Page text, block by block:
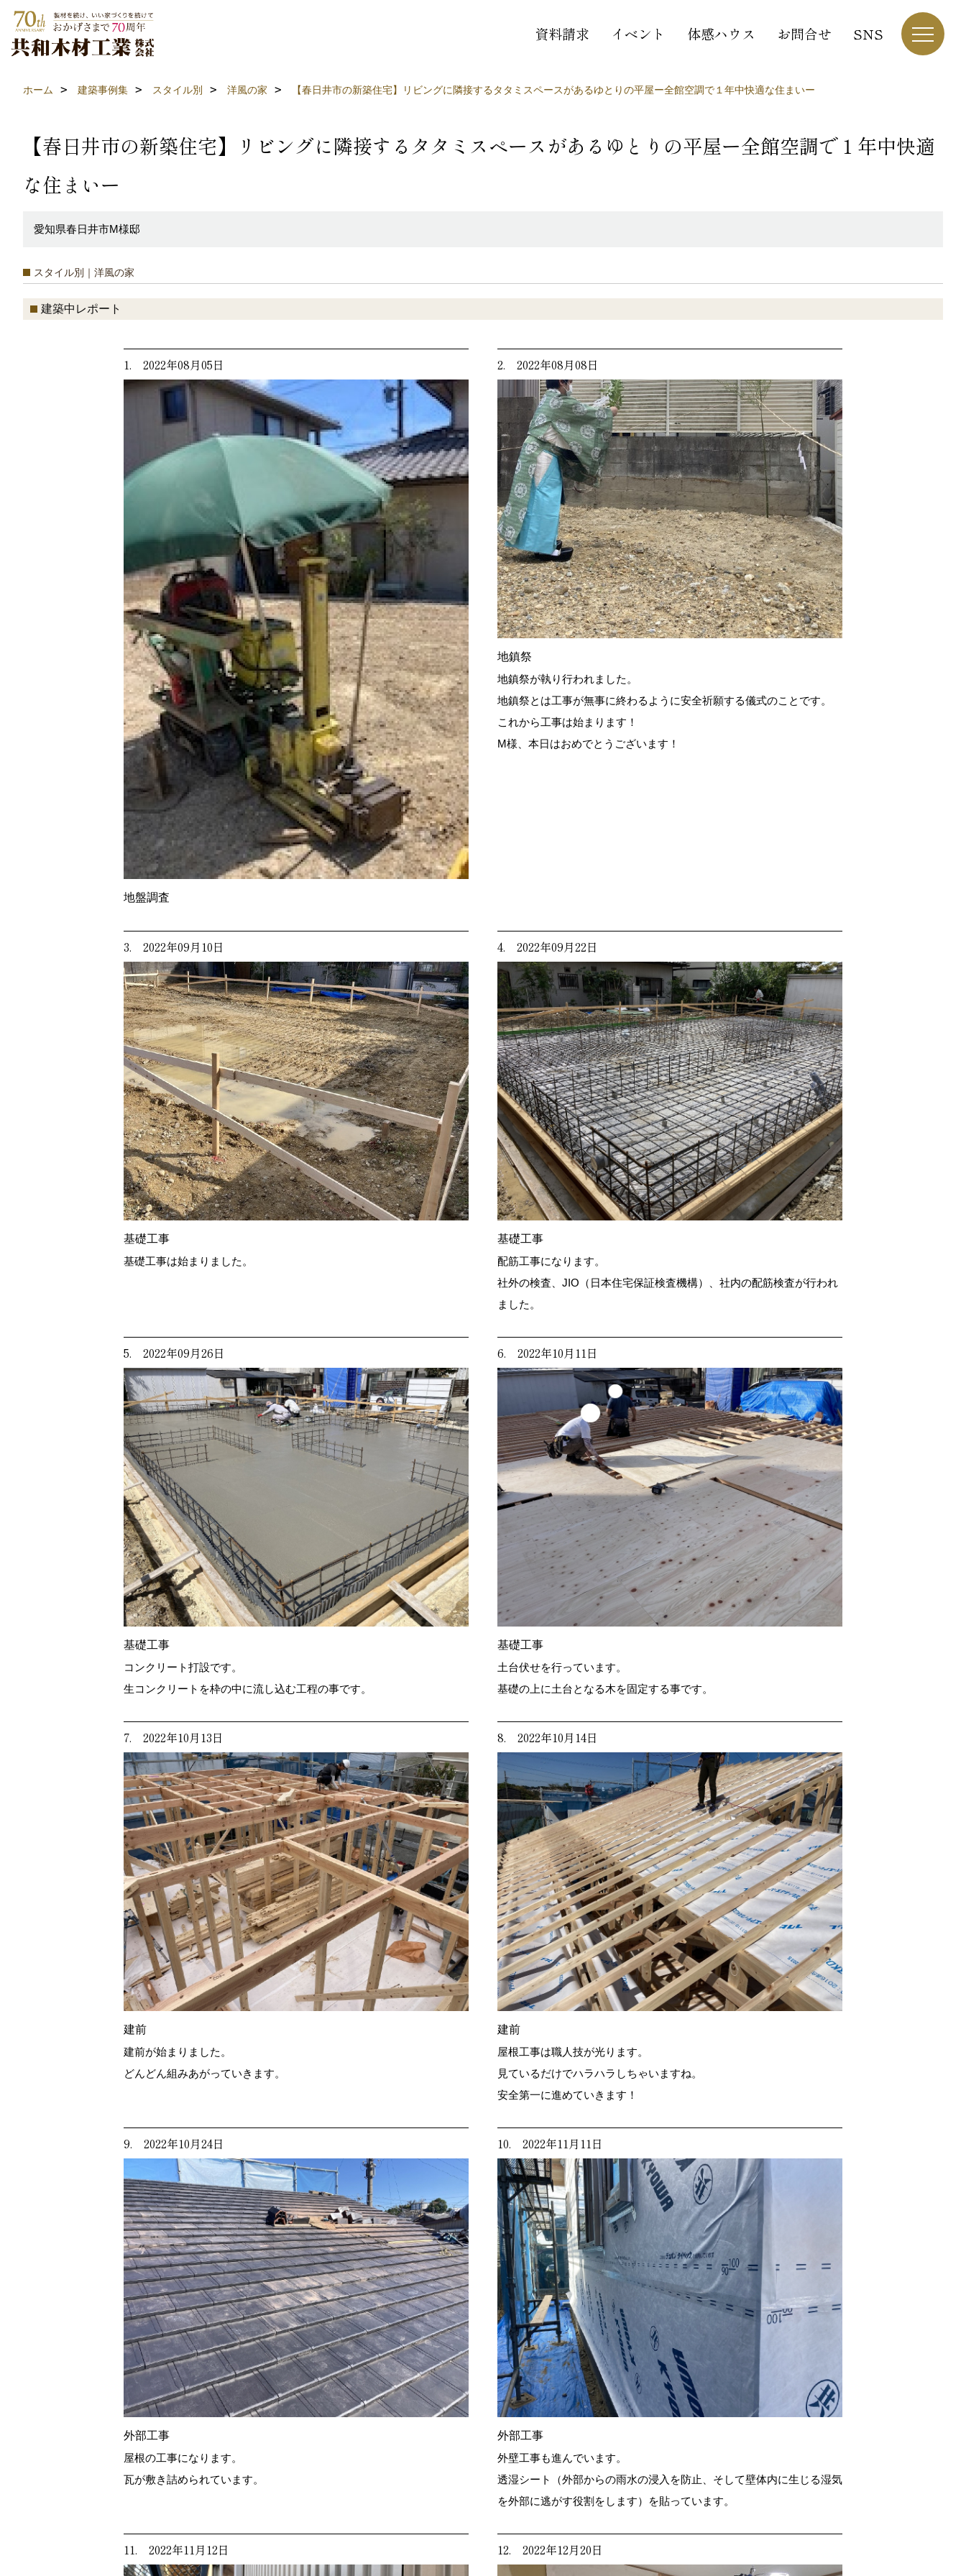
資料請求 イベント 体感ハウス お問合せ SNS
ホーム 建築事例集 スタイル別 洋風の家 【春日井市の新築住宅】リビングに隣接するタタミスペースがあるゆとりの平屋ー全館空調で１年中快適な住まいー
【春日井市の新築住宅】リビングに隣接するタタミスペースがあるゆとりの平屋ー全館空調で１年中快適
な住まいー
愛知県春日井市M様邸
スタイル別｜洋風の家
建築中レポート
1. 2022年08月05日
地盤調査
2. 2022年08月08日
地鎮祭
地鎮祭が執り行われました。
地鎮祭とは工事が無事に終わるように安全祈願する儀式のことです。
これから工事は始まります！
M様、本日はおめでとうございます！
3. 2022年09月10日
基礎工事
基礎工事は始まりました。
4. 2022年09月22日
基礎工事
配筋工事になります。
社外の検査、JIO（日本住宅保証検査機構）、社内の配筋検査が行われ
ました。
5. 2022年09月26日
基礎工事
コンクリート打設です。
生コンクリートを枠の中に流し込む工程の事です。
6. 2022年10月11日
基礎工事
土台伏せを行っています。
基礎の上に土台となる木を固定する事です。
7. 2022年10月13日
建前
建前が始まりました。
どんどん組みあがっていきます。
8. 2022年10月14日
建前
屋根工事は職人技が光ります。
見ているだけでハラハラしちゃいますね。
安全第一に進めていきます！
9. 2022年10月24日
外部工事
屋根の工事になります。
瓦が敷き詰められています。
10. 2022年11月11日
外部工事
外壁工事も進んでいます。
透湿シート（外部からの雨水の浸入を防止、そして壁体内に生じる湿気
を外部に逃がす役割をします）を貼っています。
11. 2022年11月12日 12. 2022年12月20日